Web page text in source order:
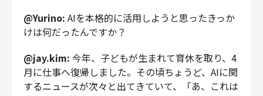
@Yurino: AIを本格的に活用しようと思ったきっか
けは何だったんですか？
@jay.kim: 今年、子どもが生まれて育休を取り、4
月に仕事へ復帰しました。その頃ちょうど、AIに関
するニュースが次々と出てきていて、「あ、これは